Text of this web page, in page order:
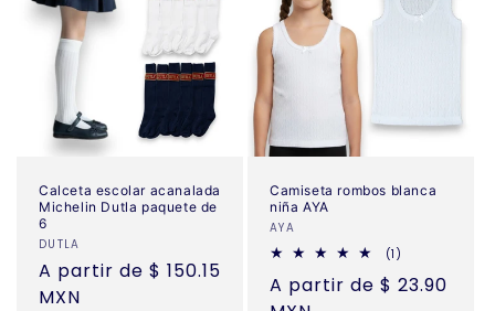
Calceta escolar acanalada
Michelin Dutla paquete de
6
Proveedor:
DUTLA
Precio
habitual
A partir de $ 150.15
MXN
Camiseta rombos blanca
niña AYA
Proveedor:
AYA
(1)
totales
Precio
A partir de $ 23.90